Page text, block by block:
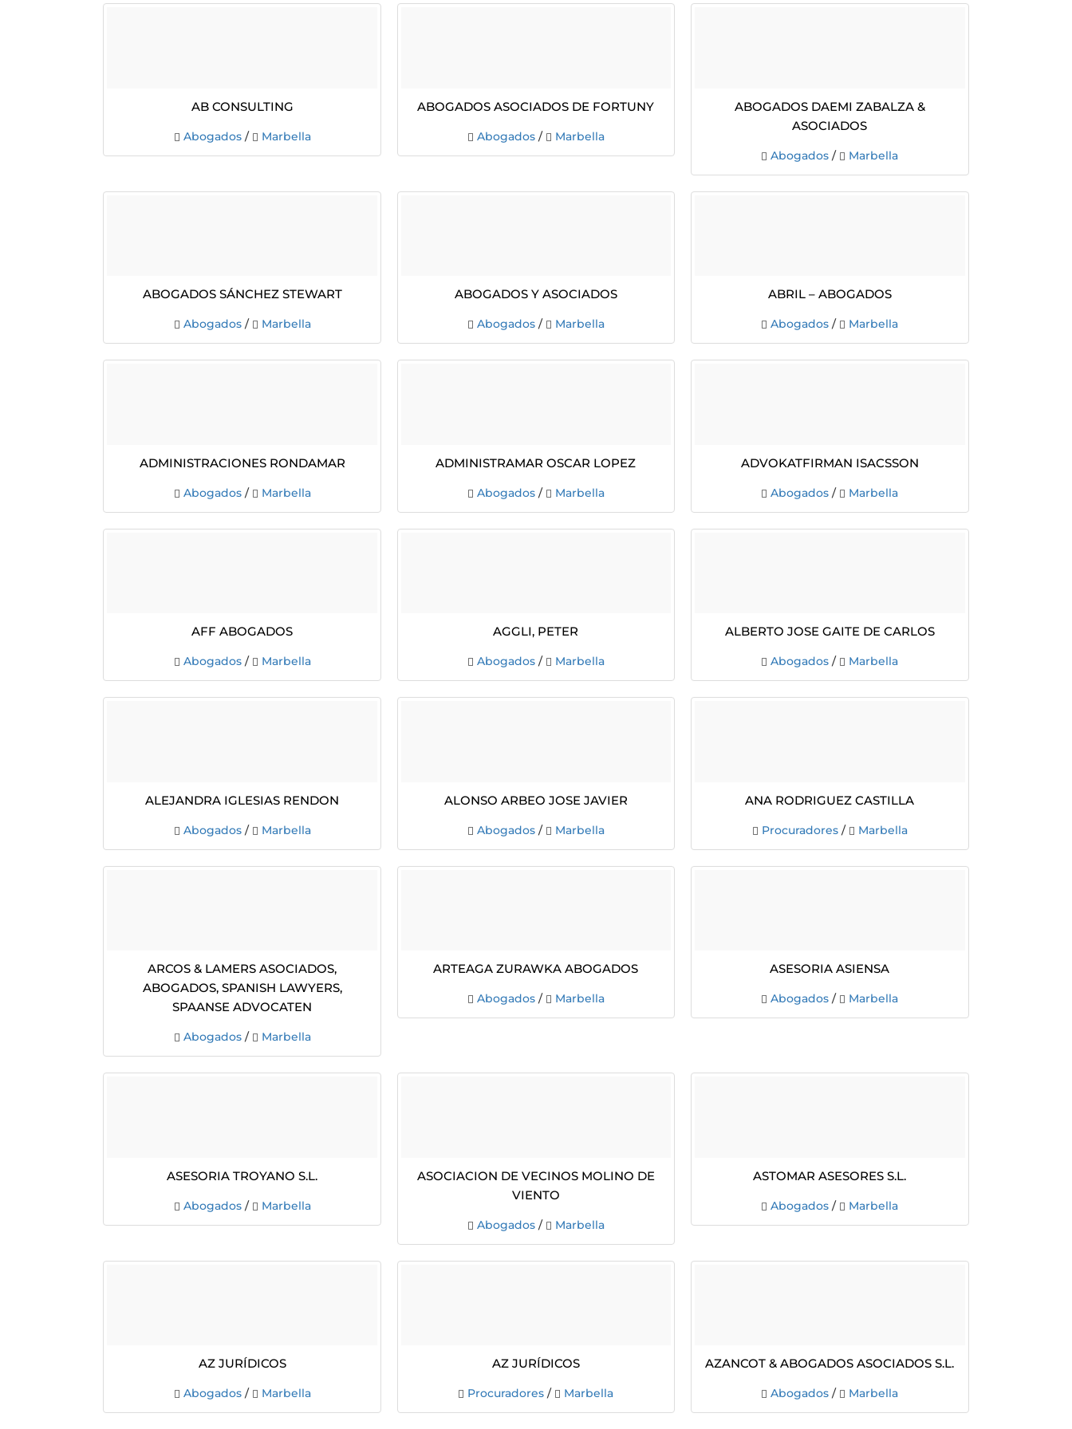
AB CONSULTING
Abogados/ Marbella
ABOGADOS ASOCIADOS DE FORTUNY
Abogados/ Marbella
Abogados Daemi Zabalza &
Asociados
Abogados / Marbella
ABOGADOS SÁNCHEZ STEWART
Abogados/ Marbella
ABOGADOS Y ASOCIADOS
Abogados/ Marbella
ABRIL – ABOGADOS
Abogados / Marbella
Administraciones Rondamar
Abogados/ Marbella
ADMINISTRAMAR OSCAR LOPEZ
Abogados/ Marbella
Advokatfirman Isacsson
Abogados / Marbella
Aff Abogados
Abogados/ Marbella
Aggli, Peter
Abogados/ Marbella
Alberto Jose Gaite De Carlos
Abogados / Marbella
Alejandra Iglesias Rendon
Abogados/ Marbella
Alonso Arbeo Jose Javier
Abogados/ Marbella
ANA RODRIGUEZ CASTILLA
Procuradores/ Marbella
Arcos & Lamers Asociados,
Abogados, Spanish Lawyers,
Spaanse Advocaten
Abogados/ Marbella
Arteaga Zurawka Abogados
Abogados/ Marbella
ASESORIA ASIENSA
Abogados / Marbella
ASESORIA TROYANO S.L.
Abogados/ Marbella
Asociacion De Vecinos Molino De
Viento
Abogados/ Marbella
ASTOMAR ASESORES S.L.
Abogados / Marbella
Az Jurídicos
Abogados/ Marbella
Az Jurídicos
Procuradores / Marbella
Azancot & Abogados Asociados S.L.
Abogados / Marbella